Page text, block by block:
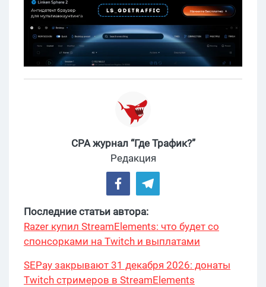
CPA журнал “Где Трафик?”
Редакция
Последние статьи автора:
Razer купил StreamElements: что будет со
спонсорками на Twitch и выплатами
SEPay закрывают 31 декабря 2026: донаты
Twitch стримеров в StreamElements